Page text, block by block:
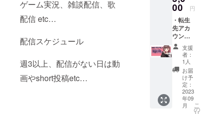
ゲーム実況、雑談配信、歌
配信 etc…
配信スケジュール
週3以上、配信がない日は動
画やshort投稿etc…
トお伝
え、 そ
の他リ
ターン
品をお
送りす
る方法
Twitter
DMより
送らせ
て頂き
ます。
現在使
00 円
・転生
先アカ
ウント
お伝え
・お披
露目配
信での
名前表
記 配信
の最後
にお名
前を表
支援
者：
1人
お届
け予
定：
2023
年09
月
こ
の